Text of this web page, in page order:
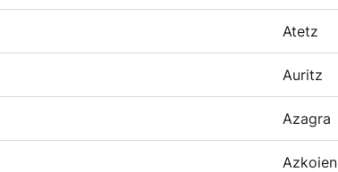
Atetz
Auritz
Azagra
Azkoien